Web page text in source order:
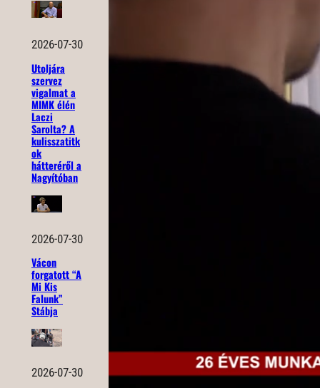
2026-07-30
Utoljára
szervez
vigalmat a
MIMK élén
Laczi
Sarolta? A
kulisszatitk
ok
hátteréről a
Nagyítóban
2026-07-30
Vácon
forgatott “A
Mi Kis
Falunk”
Stábja
2026-07-30